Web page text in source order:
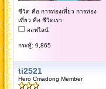
ชีวิต คือ การท่องเที่ยว การท่อง
เที่ยว คือ ชีวิตเรา
ออฟไลน์
กระทู้: 9,865
ti2521
Hero Cmadong Member